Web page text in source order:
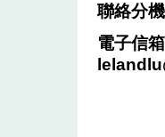
聯絡分
電子信箱